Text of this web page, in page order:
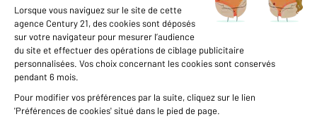
International
Nous contacter